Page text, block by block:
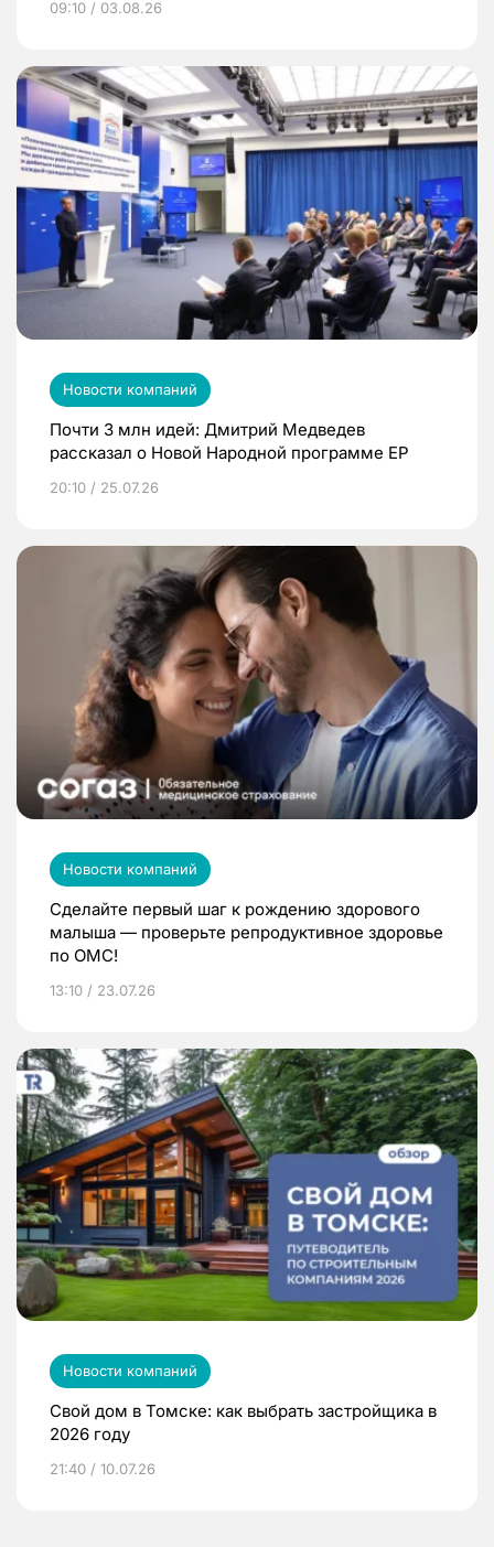
09:10 / 03.08.26
Новости компаний
Почти 3 млн идей: Дмитрий Медведев
рассказал о Новой Народной программе ЕР
20:10 / 25.07.26
Новости компаний
Сделайте первый шаг к рождению здорового
малыша — проверьте репродуктивное здоровье
по ОМС!
13:10 / 23.07.26
Новости компаний
Свой дом в Томске: как выбрать застройщика в
2026 году
21:40 / 10.07.26